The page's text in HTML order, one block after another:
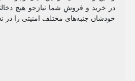
در خرید و فروشِ شما نیازجو هیچ
خودشان جنبه‌های مختلف امنیتی را در